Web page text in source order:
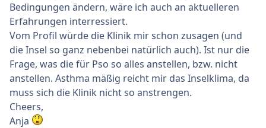
Bedingungen ändern, wäre ich auch an aktuelleren
Erfahrungen interressiert.
Vom Profil würde die Klinik mir schon zusagen (und
die Insel so ganz nebenbei natürlich auch). Ist nur die
Frage, was die für Pso so alles anstellen, bzw. nicht
anstellen. Asthma mäßig reicht mir das Inselklima, da
muss sich die Klinik nicht so anstrengen.
Cheers,
Anja